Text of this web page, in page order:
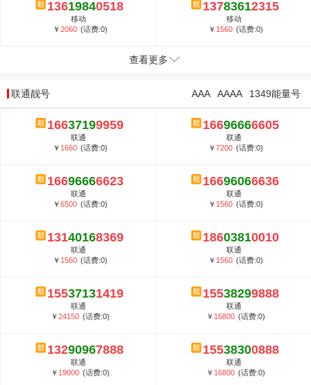
13619840518
移动
￥2060 (话费:0)
13783612315
移动
￥ 1560 (话费:0)
查看更多
联通靓号 1349能量号
AAAA
AAA
16637199959
联通
￥ 1660 (话费:0)
16696666605
联通
￥7200 (话费:0)
16696666623
联通
￥6500 (话费:0)
16696066636
联通
￥ 1560 (话费:0)
13140168369
联通
￥ 1560 (话费:0)
18603810010
联通
￥ 1560 (话费:0)
15537131419
联通
￥24150 (话费:0)
15538299888
联通
￥ 16800 (话费:0)
13290967888
联通
￥ 19000 (话费:0)
15538300888
联通
￥ 16800 (话费:0)